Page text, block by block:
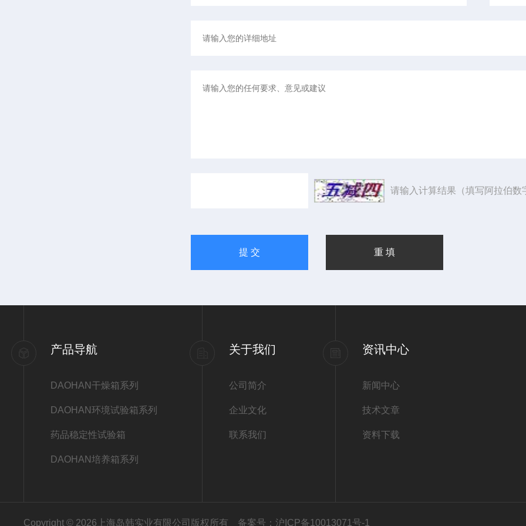
请输入计算结果（填写阿拉伯数
产品导航
DAOHAN干燥箱系列
DAOHAN环境试验箱系列
药品稳定性试验箱
DAOHAN培养箱系列
关于我们
公司简介
企业文化
联系我们
资讯中心
新闻中心
技术文章
资料下载
Copyright © 2026上海岛韩实业有限公司版权所有 备案号：沪ICP备10013071号-1